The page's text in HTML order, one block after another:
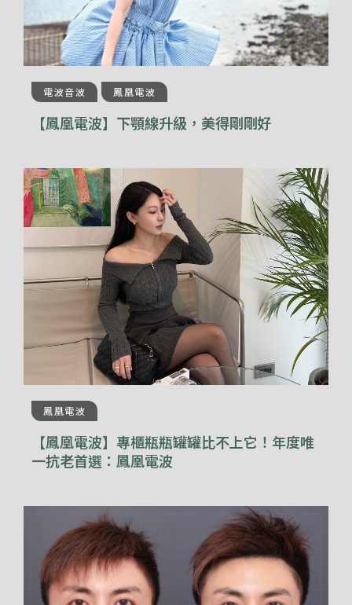
【鳳凰電波】下顎線升級，美得剛剛好
電波音波 鳳凰電波
【鳳凰電波】專櫃瓶瓶罐罐比不上它！年度唯
一抗老首選：鳳凰電波
鳳凰電波